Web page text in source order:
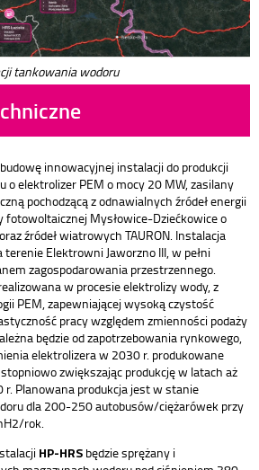
tankowania wodoru
budowę innowacyjnej instalacji do produkcji
o elektrolizer PEM o mocy 20 MW, zasilany
pochodzącą z odnawialnych źródeł energii
fotowoltaicznej Mysłowice-Dziećkowice o
źródeł wiatrowych TAURON. Instalacja
Elektrowni Jaworzno III, w pełni
zagospodarowania przestrzennego.
w procesie elektrolizy wody, z
PEM, zapewniającej wysoką czystość
pracy względem zmienności podaży
będzie od zapotrzebowania rynkowego,
elektrolizera w 2030 r. produkowane
zwiększając produkcję w latach aż
Planowana produkcja jest w stanie
dla 200-250 autobusów/ciężarówek przy
rok.
HP-HRS będzie sprężany i